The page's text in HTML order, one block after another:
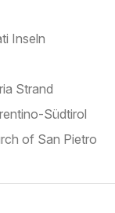
Inseln
Strand
Südtirol
of San Pietro